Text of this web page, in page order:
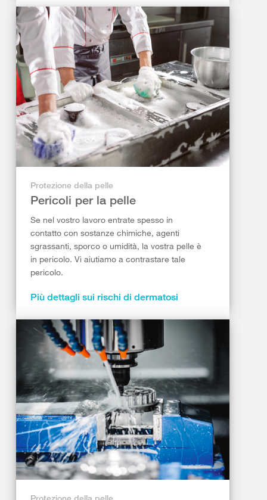
Protezione della pelle
Pericoli per la pelle
Se nel vostro lavoro entrate spesso in
contatto con sostanze chimiche, agenti
sgrassanti, sporco o umidità, la vostra pelle è
in pericolo. Vi aiutiamo a contrastare tale
pericolo.
Più dettagli sui rischi di dermatosi
Protezione della pelle